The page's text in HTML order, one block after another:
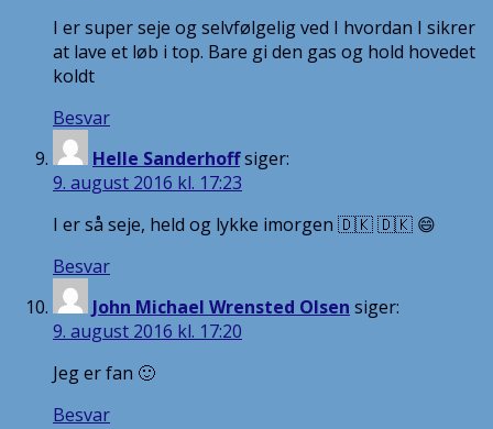
I er super seje og selvfølgelig ved I hvordan I sikrer
at lave et løb i top. Bare gi den gas og hold hovedet
koldt
Besvar
Helle Sanderhoffsiger:
9. august 2016 kl. 17:23
I er så seje, held og lykke imorgen 🇩🇰 🇩🇰 😄
Besvar
John Michael Wrensted Olsen siger:
9. august 2016 kl. 17:20
Jeg er fan 🙂
Besvar